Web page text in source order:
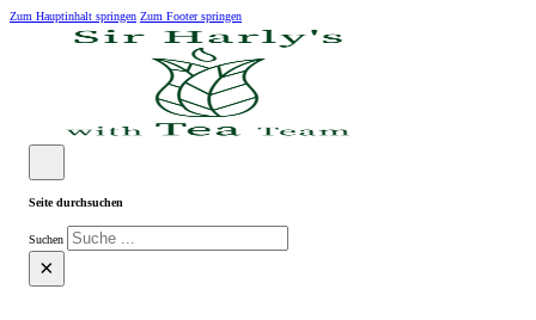
Zum Hauptinhalt springen Zum Footer springen
Seite durchsuchen
Suchen
×